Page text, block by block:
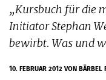
„Kursbuch für die
Initiator Stephan
bewirbt. Was und
10. FEBRUAR 2012VON BÄRBEL